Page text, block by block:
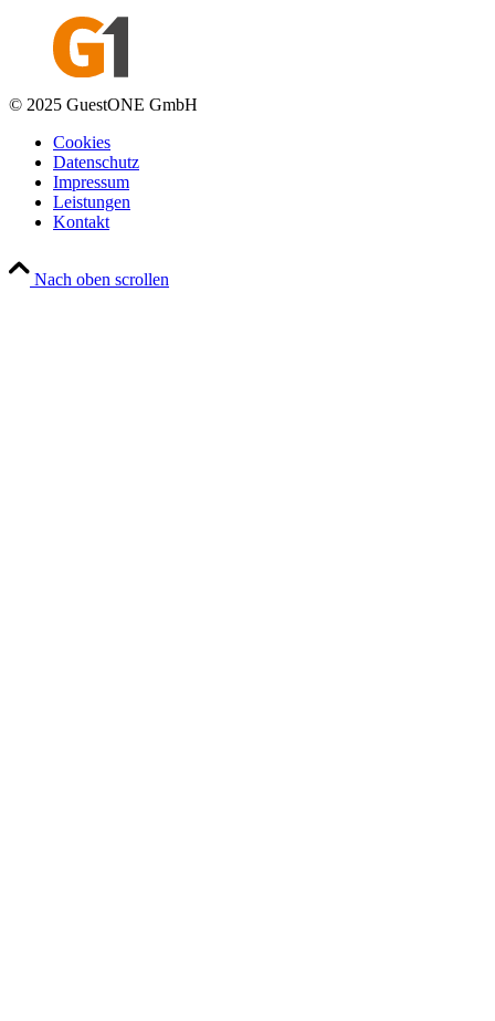
© 2025 GuestONE GmbH
Cookies
Datenschutz
Impressum
Leistungen
Kontakt
Nach oben scrollen